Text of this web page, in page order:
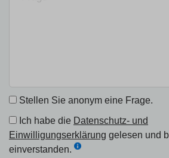
Stellen Sie anonym eine Frage.
Ich habe die Datenschutz- und
Einwilligungserklärung gelesen und
einverstanden.